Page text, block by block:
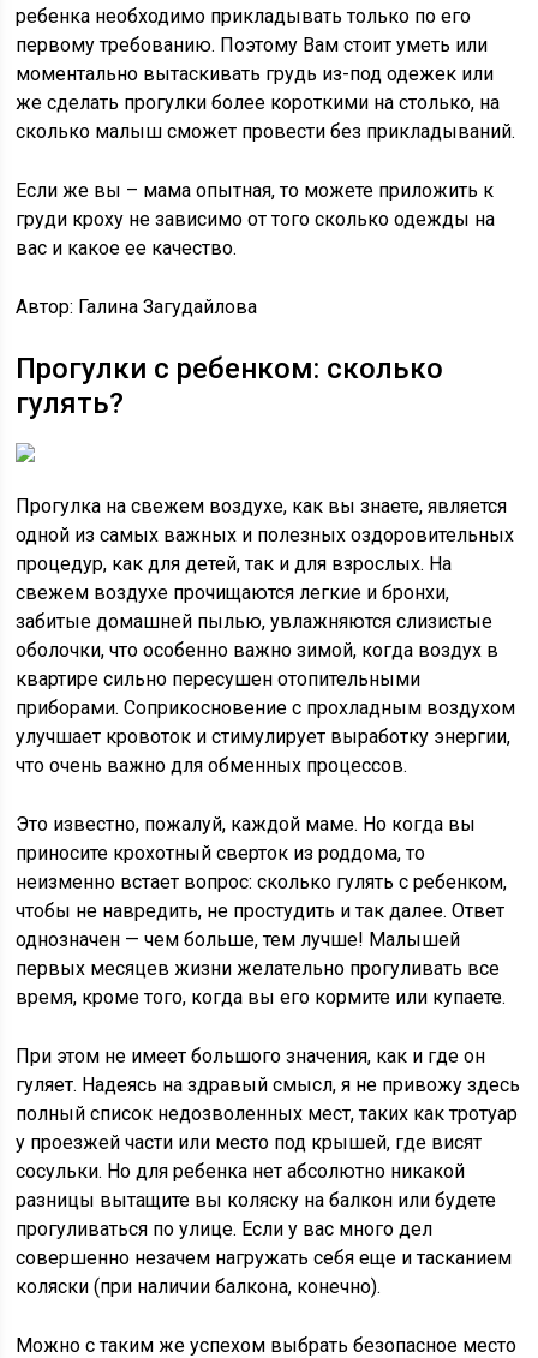
ребенка необходимо прикладывать только по его
первому требованию. Поэтому Вам стоит уметь или
моментально вытаскивать грудь из-под одежек или
же сделать прогулки более короткими на столько, на
сколько малыш сможет провести без прикладываний.
Если же вы – мама опытная, то можете приложить к
груди кроху не зависимо от того сколько одежды на
вас и какое ее качество.
Автор: Галина Загудайлова
Прогулки с ребенком: сколько
гулять?
Прогулка на свежем воздухе, как вы знаете, является
одной из самых важных и полезных оздоровительных
процедур, как для детей, так и для взрослых. На
свежем воздухе прочищаются легкие и бронхи,
забитые домашней пылью, увлажняются слизистые
оболочки, что особенно важно зимой, когда воздух в
квартире сильно пересушен отопительными
приборами. Соприкосновение с прохладным воздухом
улучшает кровоток и стимулирует выработку энергии,
что очень важно для обменных процессов.
Это известно, пожалуй, каждой маме. Но когда вы
приносите крохотный сверток из роддома, то
неизменно встает вопрос: сколько гулять с ребенком,
чтобы не навредить, не простудить и так далее. Ответ
однозначен — чем больше, тем лучше! Малышей
первых месяцев жизни желательно прогуливать все
время, кроме того, когда вы его кормите или купаете.
При этом не имеет большого значения, как и где он
гуляет. Надеясь на здравый смысл, я не привожу здесь
полный список недозволенных мест, таких как тротуар
у проезжей части или место под крышей, где висят
сосульки. Но для ребенка нет абсолютно никакой
разницы вытащите вы коляску на балкон или будете
прогуливаться по улице. Если у вас много дел
совершенно незачем нагружать себя еще и тасканием
коляски (при наличии балкона, конечно).
Можно с таким же успехом выбрать безопасное место